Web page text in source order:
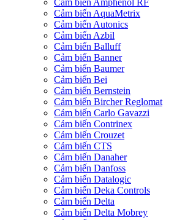
Cảm biến AquaMetrix
Cảm biến Autonics
Cảm biến Azbil
Cảm biến Balluff
Cảm biến Banner
Cảm biến Baumer
Cảm biến Bei
Cảm biến Bernstein
Cảm biến Bircher Reglomat
Cảm biến Carlo Gavazzi
Cảm biến Contrinex
Cảm biến Crouzet
Cảm biến CTS
Cảm biến Danaher
Cảm biến Danfoss
Cảm biến Datalogic
Cảm biến Deka Controls
Cảm biến Delta
Cảm biến Delta Mobrey